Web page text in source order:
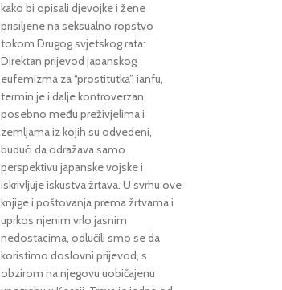
kako bi opisali djevojke i žene
prisiljene na seksualno ropstvo
tokom Drugog svjetskog rata:
Direktan prijevod japanskog
eufemizma za “prostitutka”, ianfu,
termin je i dalje kontroverzan,
posebno među preživjelima i
zemljama iz kojih su odvedeni,
budući da odražava samo
perspektivu japanske vojske i
iskrivljuje iskustva žrtava. U svrhu ove
knjige i poštovanja prema žrtvama i
uprkos njenim vrlo jasnim
nedostacima, odlučili smo se da
koristimo doslovni prijevod, s
obzirom na njegovu uobičajenu